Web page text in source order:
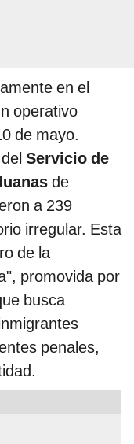
en el
operativo
de mayo.
Servicio de
de
a 239
irregular. Esta
de la
promovida por
busca
penales,